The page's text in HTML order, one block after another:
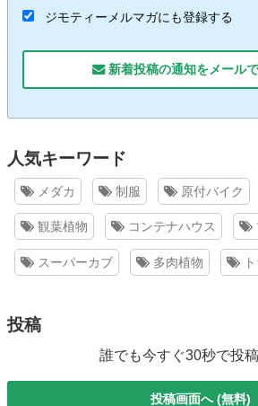
ジモティーメルマガにも登録する
新着投稿の通知をメール
人気キーワード
メダカ 制服 原付バイク
観葉植物 コンテナハウス
スーパーカブ 多肉植物
投稿
誰でも今すぐ30秒で投
投稿画面へ (無料)